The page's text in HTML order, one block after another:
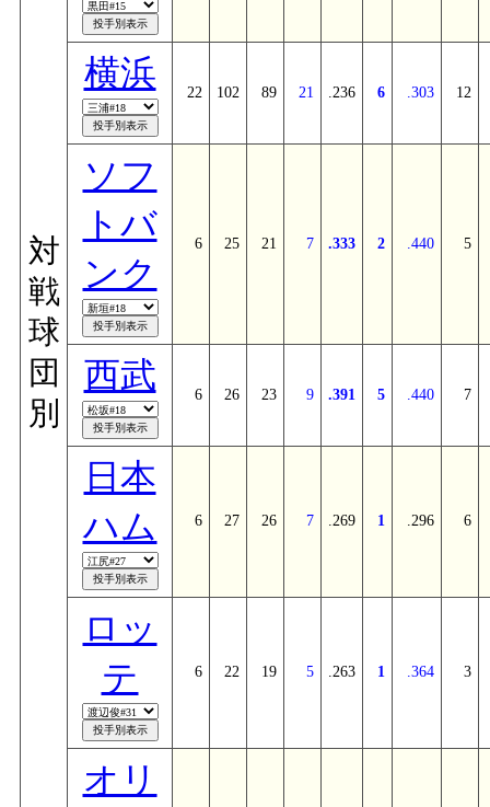
対
戦
球
団
別
横浜 22 102 89 21 .236 6 .303 12
ソフ
トバ
ンク
6 25 21 7 .333 2 .440 5
西武 6 26 23 9 .391 5 .440 7
日本
ハム
6 27 26 7 .269 1 .296 6
ロッ
テ
6 22 19 5 .263 1 .364 3
オリ